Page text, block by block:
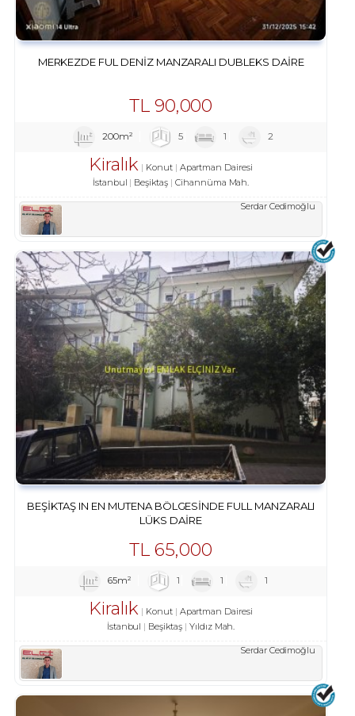
MERKEZDE FUL DENIZ MANZARALI DUBLEKS DAIRE
TL90,000
200m² 5 1 2
Kiralık Konut
Apartman Dairesi
İstanbul
Beşiktaş Cihannüma Mah.
Serdar Cedimoğlu
BEŞIKTAŞ IN EN MUTENA BÖLGESINDE FULL MANZARALI
LÜKS DAIRE
TL 65,000
65m² 1 1 1
Kiralık Konut
Apartman Dairesi
İstanbul
Beşiktaş Yıldız Mah.
Serdar Cedimoğlu